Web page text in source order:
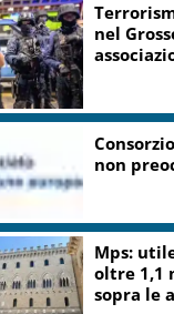
Musica e
Lerici ha
Ozzola
per la